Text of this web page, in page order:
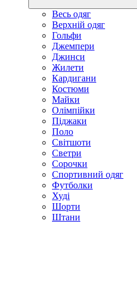
Весь одяг
Верхній одяг
Гольфи
Джемпери
Джинси
Жилети
Кардигани
Костюми
Майки
Олімпійки
Піджаки
Поло
Світшоти
Светри
Сорочки
Спортивний одяг
Футболки
Худі
Шорти
Штани